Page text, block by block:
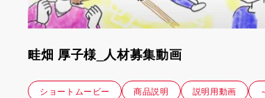
畦畑 厚子様_人材募集動画
ショートムービー 商品説明 説明用動画